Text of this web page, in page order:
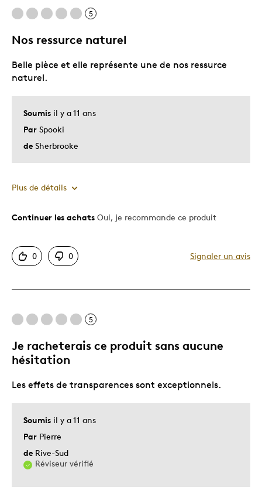
5
Nos ressurce naturel
Soumis il y a 11 ans
Par Spooki
de Sherbrooke
Belle pièce et elle représente une de nos ressurce
naturel.
Plus de détails
Le pour
Motif attrayant
Cadeau pour adulte
Décrivez-vous Guidé par la qualité
Continuer les achats Oui, je recommande ce produit
0 0 Signaler un avis
5
Je racheterais ce produit sans aucune
hésitation
Soumis il y a 11 ans
Par Pierre
de Rive-Sud
Réviseur vérifié
Les effets de transparences sont exceptionnels.